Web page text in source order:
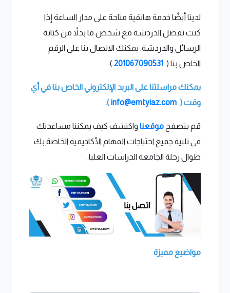
لدينا أيضًا خدمة هاتفية متاحة على مدار الساعة إذا
كنت تفضل الدردشة مع شخص ما بدلاً من كتابة
الرسائل والدردشة. يمكنك الاتصال بنا على الرقم
الخاص بنا (
).
يمكنك مراسلتنا على البريد الإلكتروني الخاص بنا في أي
وقت ( info@emtyiaz.com
).
قم بتصفح موقعنا واكتشف كيف يمكننا مساعدتك
في تلبية جميع احتياجات المهام الأكاديمية الخاصة بك
طوال رحلة الجامعة الدراسات العليا.
مواضيع مميزة